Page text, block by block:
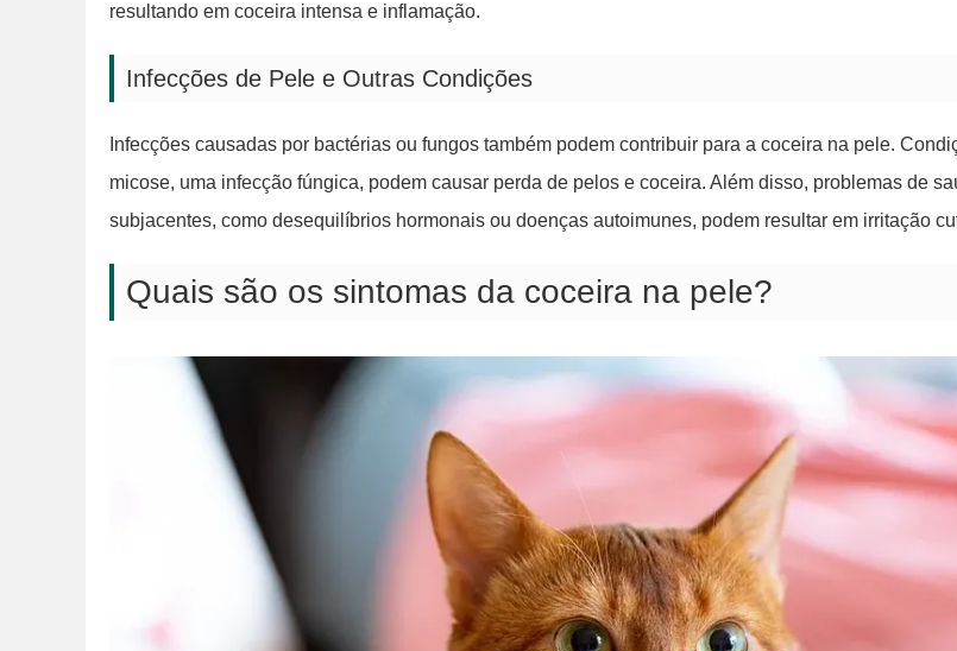
resultando em coceira intensa e inflamação.
Infecções de Pele e Outras Condições
Infecções causadas por bactérias ou fungos também podem contribuir para a coceira na pele.
micose, uma infecção fúngica, podem causar perda de pelos e coceira. Além disso, problemas de
subjacentes, como desequilíbrios hormonais ou doenças autoimunes, podem resultar em irritação
Quais são os sintomas da coceira na pele?